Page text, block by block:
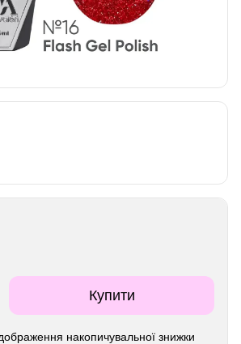
Купити
накопичувальної знижки